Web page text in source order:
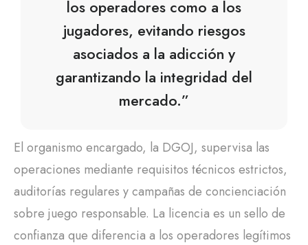
los operadores como a los
jugadores, evitando riesgos
asociados a la adicción y
garantizando la integridad del
mercado.”
El organismo encargado, la DGOJ, supervisa las
operaciones mediante requisitos técnicos estrictos,
auditorías regulares y campañas de concienciación
sobre juego responsable. La licencia es un sello de
confianza que diferencia a los operadores legítimos